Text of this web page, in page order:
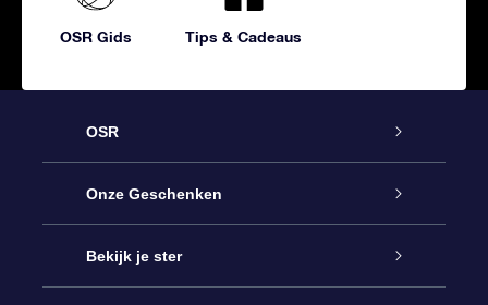
OSR Gids Tips & Cadeaus
OSR
Service
Contact
Onze Geschenken
Online Star Gift
Bekijk je ster